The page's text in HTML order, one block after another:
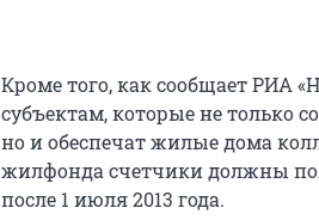
Кроме того, как сообщает РИА
субъектам, которые не только
но и обеспечат жилые дома
жилфонда счетчики должны
после 1 июля 2013 года.